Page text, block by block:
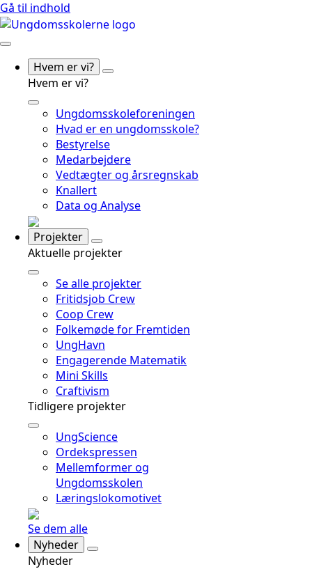
Gå til indhold
Hvem er vi?
Hvem er vi?
Ungdomsskoleforeningen
Hvad er en ungdomsskole?
Bestyrelse
Medarbejdere
Vedtægter og årsregnskab
Knallert
Data og Analyse
Projekter
Aktuelle projekter
Se alle projekter
Fritidsjob Crew
Coop Crew
Folkemøde for Fremtiden
UngHavn
Engagerende Matematik
Mini Skills
Craftivism
Tidligere projekter
UngScience
Ordekspressen
Mellemformer og
Ungdomsskolen
Læringslokomotivet
Se dem alle
Nyheder
Nyheder